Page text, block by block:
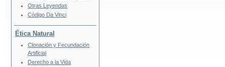
Otras Leyendas
Código Da Vinci
Ética Natural
Clonación y Fecundación
Artificial
Derecho a la Vida